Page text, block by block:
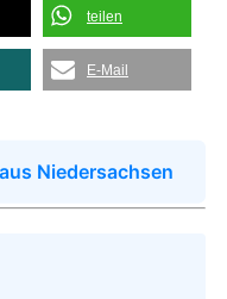
teilen
E-Mail
Niedersachsen